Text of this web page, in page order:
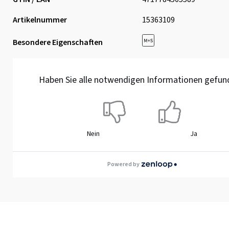
Artikelnummer
15363109
Besondere Eigenschaften
Haben Sie alle notwendigen Informationen
Nein Ja
Powered by